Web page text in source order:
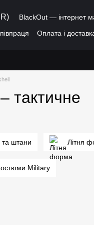
BlackOut — інтернет
Оплата і
тактичне
штани Літня
Military